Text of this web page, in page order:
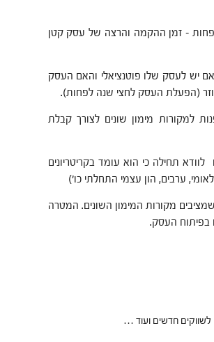
– זמן ההקמה והרצה של עסק קטן
יש לעסק שלו פוטנציאלי והאם העסק
(הפעלת העסק לחצי שנה לפחות).
למקורות מימון שונים לצורך קבלת
תחילה כי הוא עומד בקריטריונים
ערבים, הון עצמי התחלתי כו')
מקורות המימון השונים. המטרה
בפיתוח העסק.
חדשים ועוד …